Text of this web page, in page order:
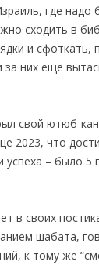
где надо
сходить в
и сфоткать,
за них еще
свой ютюб-
2023, что
– было 5
в своих
шабата,
к тому же